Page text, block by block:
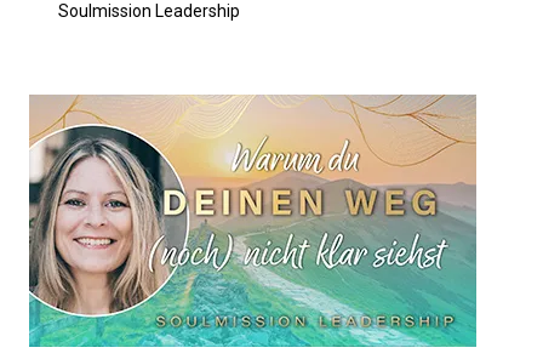
Soulmission Leadership